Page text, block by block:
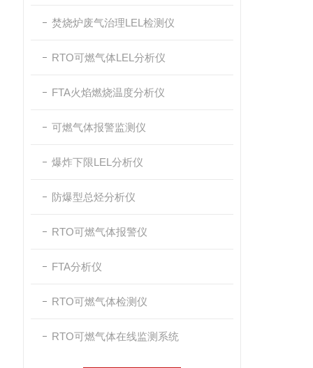
焚烧炉废气治理LEL检测仪
RTO可燃气体LEL分析仪
FTA火焰燃烧温度分析仪
可燃气体报警监测仪
爆炸下限LEL分析仪
防爆型总烃分析仪
RTO可燃气体报警仪
FTA分析仪
RTO可燃气体检测仪
RTO可燃气体在线监测系统